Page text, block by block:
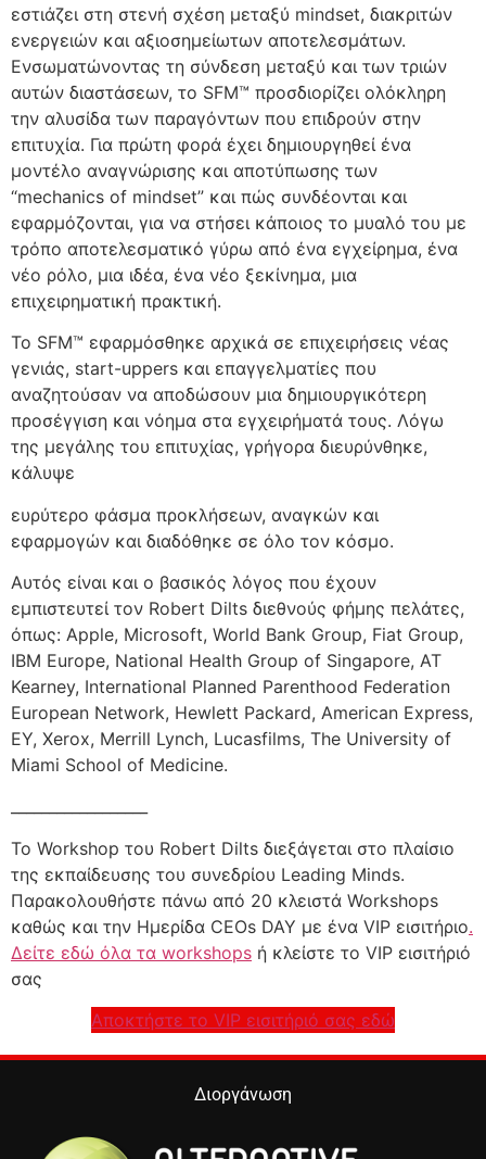
εστιάζει στη στενή σχέση μεταξύ mindset, διακριτών
ενεργειών και αξιοσημείωτων αποτελεσμάτων.
Ενσωματώνοντας τη σύνδεση μεταξύ και των τριών
αυτών διαστάσεων, το SFM™ προσδιορίζει ολόκληρη
την αλυσίδα των παραγόντων που επιδρούν στην
επιτυχία. Για πρώτη φορά έχει δημιουργηθεί ένα
μοντέλο αναγνώρισης και αποτύπωσης των
“mechanics of mindset” και πώς συνδέονται και
εφαρμόζονται, για να στήσει κάποιος το μυαλό του με
τρόπο αποτελεσματικό γύρω από ένα εγχείρημα, ένα
νέο ρόλο, μια ιδέα, ένα νέο ξεκίνημα, μια
επιχειρηματική πρακτική.
Το SFM™ εφαρμόσθηκε αρχικά σε επιχειρήσεις νέας
γενιάς, start-uppers και επαγγελματίες που
αναζητούσαν να αποδώσουν μια δημιουργικότερη
προσέγγιση και νόημα στα εγχειρήματά τους. Λόγω
της μεγάλης του επιτυχίας, γρήγορα διευρύνθηκε,
κάλυψε
ευρύτερο φάσμα προκλήσεων, αναγκών και
εφαρμογών και διαδόθηκε σε όλο τον κόσμο.
Αυτός είναι και ο βασικός λόγος που έχουν
εμπιστευτεί τον Robert Dilts διεθνούς φήμης πελάτες,
όπως: Apple, Microsoft, World Bank Group, Fiat Group,
IBM Europe, National Health Group of Singapore, AT
Kearney, International Planned Parenthood Federation
European Network, Hewlett Packard, American Express,
EY, Xerox, Merrill Lynch, Lucasfilms, The University of
Miami School of Medicine.
Το Workshop του Robert Dilts διεξάγεται στο πλαίσιο
της εκπαίδευσης του συνεδρίου Leading Minds.
Παρακολουθήστε πάνω από 20 κλειστά Workshops
καθώς και την Ημερίδα CEOs DAY με ένα VIP εισιτήριο.
Δείτε εδώ όλα τα workshops ή κλείστε το VIP εισιτήριό
σας
Αποκτήστε το VIP εισιτήριό σας εδώ
Διοργάνωση